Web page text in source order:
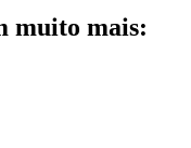
muito mais: